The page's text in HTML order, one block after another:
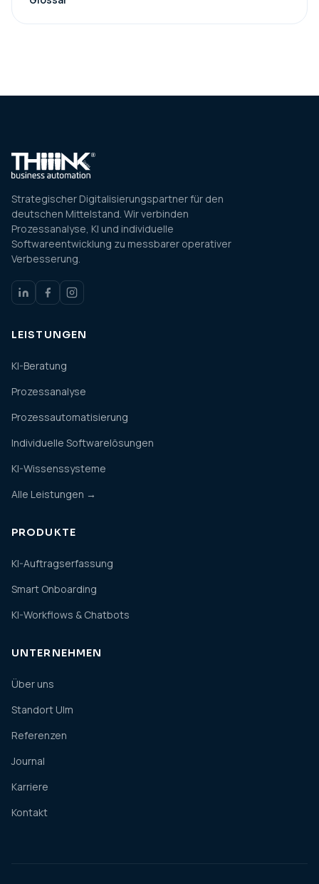
Strategischer Digitalisierungspartner für den
deutschen Mittelstand. Wir verbinden
Prozessanalyse, KI und individuelle
Softwareentwicklung zu messbarer operativer
Verbesserung.
LEISTUNGEN
KI-Beratung
Prozessanalyse
Prozessautomatisierung
Individuelle Softwarelösungen
KI-Wissenssysteme
Alle Leistungen →
PRODUKTE
KI-Auftragserfassung
Smart Onboarding
KI-Workflows & Chatbots
UNTERNEHMEN
Über uns
Standort Ulm
Referenzen
Journal
Karriere
Kontakt